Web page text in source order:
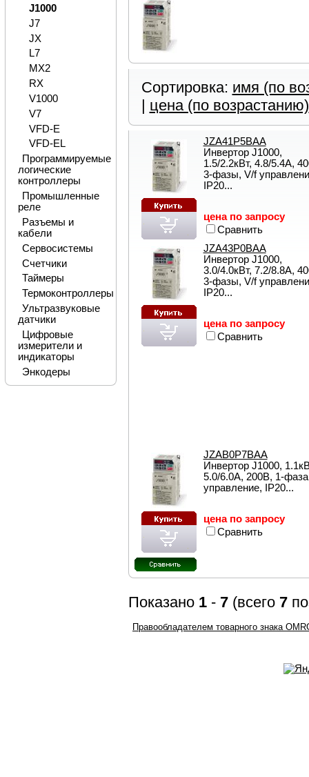
Сортировка: имя (по
цена (по возрастанию)
JZA41P5BAA
Инвертор J1000,
1.5/2.2кВт, 4.8/5.4А,
3-фазы, V/f
IP20...
цена по запросу
Сравнить
JZA43P0BAA
Инвертор J1000,
3.0/4.0кВт, 7.2/8.8А,
3-фазы, V/f
IP20...
цена по запросу
Сравнить
JZAB0P7BAA
Инвертор J1000,
5.0/6.0А, 200В, 1-
управление, IP20...
цена по запросу
Сравнить
Показано 1 - 7 (всего 7
J1000
J7
JX
L7
MX2
RX
V1000
V7
VFD-E
VFD-EL
Программируемые
логические
контроллеры
Промышленные
реле
Разъемы и
кабели
Сервосистемы
Счетчики
Таймеры
Термоконтроллеры
Ультразвуковые
датчики
Цифровые
измерители и
индикаторы
Энкодеры
Правообладателем товарного знака